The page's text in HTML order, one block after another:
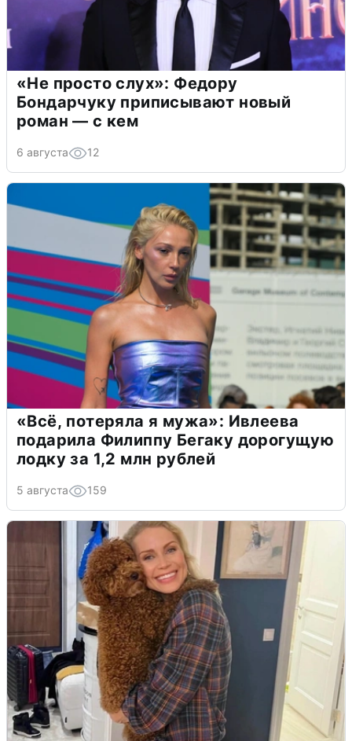
«Не просто слух»: Федору
Бондарчуку приписывают новый
роман — с кем
6 августа 12
«Всё, потеряла я мужа»: Ивлеева
подарила Филиппу Бегаку дорогущую
лодку за 1,2 млн рублей
5 августа 159